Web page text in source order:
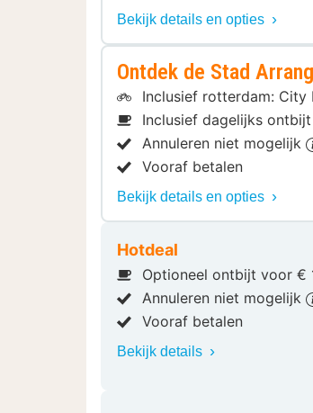
Bekijk details en opties
Ontdek de Stad
Inclusief rotterdam: City
Inclusief dagelijks ontbijt
Annuleren niet mogelijk
Vooraf betalen
Bekijk details en opties
Hotdeal
Optioneel ontbijt voor €
Annuleren niet mogelijk
Vooraf betalen
Bekijk details